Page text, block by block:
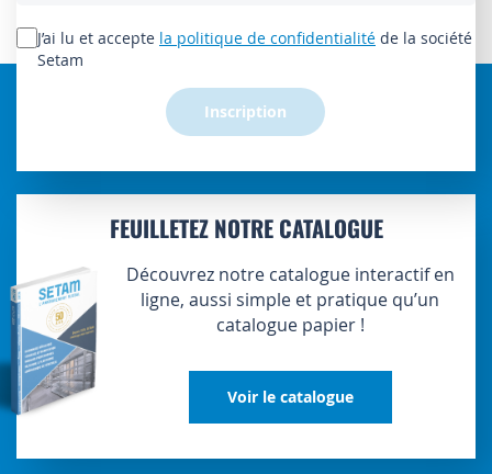
lettre
d’information
J’ai lu et accepte la politique de confidentialité de la société
Setam
Inscription
FEUILLETEZ NOTRE CATALOGUE
Découvrez notre catalogue interactif en
ligne, aussi simple et pratique qu’un
catalogue papier !
Voir le catalogue